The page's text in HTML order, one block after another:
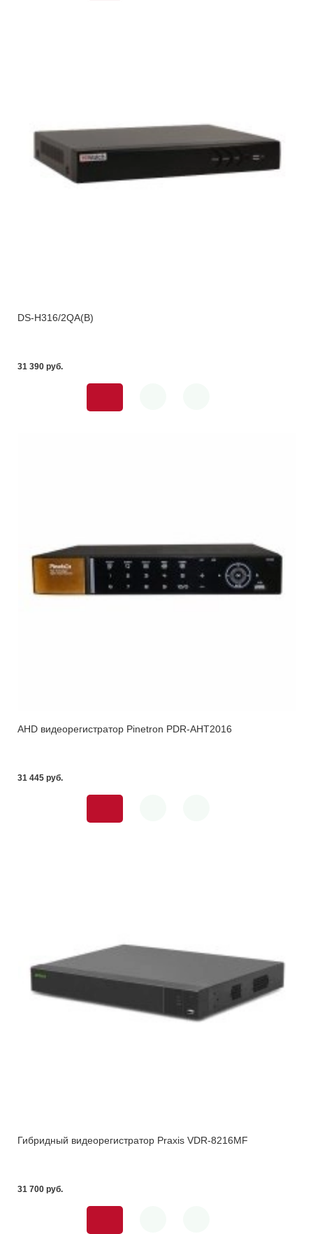
DS-H316/2QA(B)
31 390 pуб.
AHD видеорегистратор Pinetron PDR-AHT2016
31 445 pуб.
Гибридный видеорегистратор Praxis VDR-8216MF
31 700 pуб.